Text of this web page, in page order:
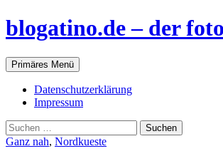
blogatino.de – der
Suchen
Primäres Menü Zum
Inhalt
springen
Datenschutzerklärung
Impressum
Suchen
nach:
Ganz nah, Nordkueste